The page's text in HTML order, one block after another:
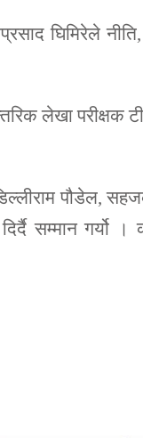
घिमिरेले नीति,
लेखा परीक्षक
पौडेल,
सम्मान गर्यो